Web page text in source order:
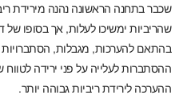
שכבר בתחנה הראשונה נהנה מירידת
שהריביות ימשיכו לעלות, אך בסופו
בהתאם להערכות, מגבלות, הסתברויות
ההערכה לירידת ריביות גבוהה יותר.